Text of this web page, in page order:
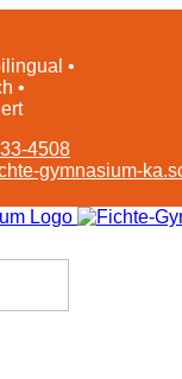
•
•
4508
gymnasium-